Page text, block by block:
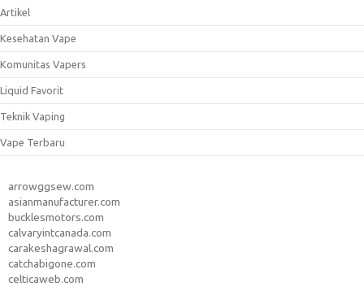
Artikel
Kesehatan Vape
Komunitas Vapers
Liquid Favorit
Teknik Vaping
Vape Terbaru
arrowggsew.com
asianmanufacturer.com
bucklesmotors.com
calvaryintcanada.com
carakeshagrawal.com
catchabigone.com
celticaweb.com